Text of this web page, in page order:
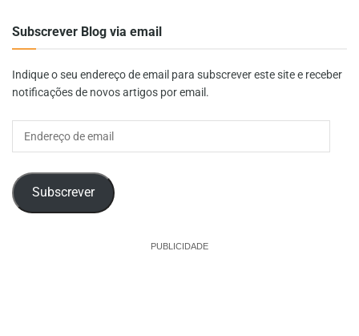
Subscrever Blog via email
Indique o seu endereço de email para subscrever este site e receber
notificações de novos artigos por email.
Subscrever
PUBLICIDADE